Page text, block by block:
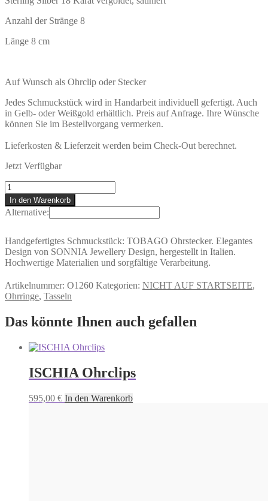
Anzahl der Stränge 8
Länge 8 cm
Auf Wunsch als Ohrclip oder Stecker
Jedes Schmuckstück wird in Handarbeit individuell gefertigt. Auch
in Gelb- oder Weißgold erhältlich. Preis auf Anfrage. Ihre Wünsche
können Sie im Bestellvorgang vermerken.
Lieferkosten & Lieferzeit werden beim Check-Out berechnet.
Jetzt Verfügbar
TOBAGO
Ohrstecker
Menge
In den Warenkorb
Alternative:
Handgefertigtes Schmuckstück: TOBAGO Ohrstecker. Elegantes
Design von SONNIA Jewellery Design, hergestellt in Italien.
Hochwertige Materialien und sorgfältige Verarbeitung.
Artikelnummer: O1260 Kategorien: NICHT AUF STARTSEITE,
Ohrringe, Tasseln
Das könnte Ihnen auch gefallen
ISCHIA Ohrclips
595,00 € In den Warenkorb